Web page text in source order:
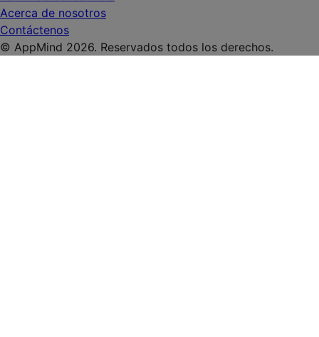
Acerca de nosotros
Contáctenos
© AppMind 2026. Reservados todos los derechos.